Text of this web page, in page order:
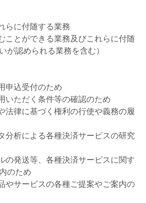
らに付随する業務
ことができる業務及びこれらに付随
が認められる業務を含む）
申込受付のため
いただく条件等の確認のため
法律に基づく権利の行使や義務の履
分析による各種決済サービスの研究
の発送等、各種決済サービスに関す
のため
やサービスの各種ご提案やご案内の